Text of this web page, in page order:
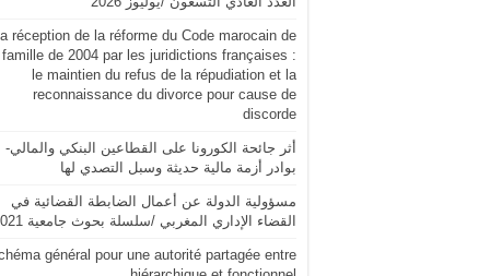
La réception de la réforme du Code marocain de
famille de 2004 par les juridictions françaises :
le maintien du refus de la répudiation et la
reconnaissance du divorce pour cause de
discorde
أثر جائحة الكورونا على القطاعين البنكي والمالي-
بوادر أزمة مالية حديثة وسبل التصدي لها
مسؤولية الدولة عن أعمال الضابطة القضائية في
القضاء الإداري المغربي /سلسلة بحوث جامعية 2021
général pour une autorité partagée entre